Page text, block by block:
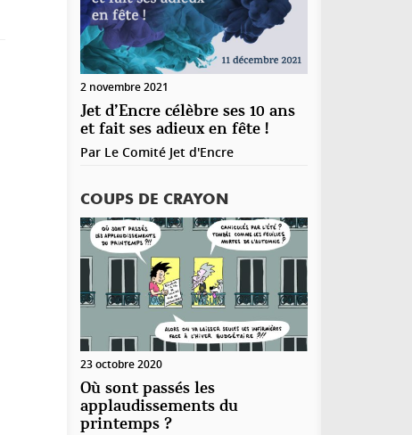
2 novembre 2021
Jet d’Encre célèbre ses 10 ans
et fait ses adieux en fête !
Par Le Comité Jet d'Encre
COUPS DE CRAYON
23 octobre 2020
Où sont passés les
applaudissements du
printemps ?